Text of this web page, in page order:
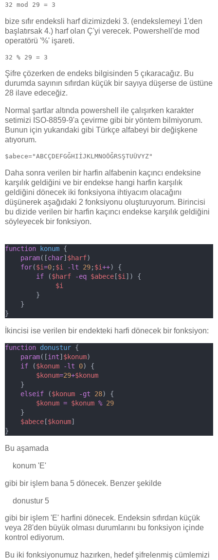
32 mod 29 = 3
bize sıfır endeksli harf dizimizdeki 3. (endekslemeyi 1'den
başlatırsak 4.) harf olan Ç'yi verecek. Powershell'de mod
operatörü '%' işareti.
32 % 29 = 3
Şifre çözerken de endeks bilgisinden 5 çıkaracağız. Bu
durumda sayının sıfırdan küçük bir sayıya düşerse de üstüne
28 ilave edeceğiz.
Normal şartlar altında powershell ile çalışırken karakter
setimizi ISO-8859-9'a çevirme gibi bir yöntem bilmiyorum.
Bunun için yukarıdaki gibi Türkçe alfabeyi bir değişkene
atıyorum.
$abece="ABCÇDEFGĞHIİJKLMNOÖĞRSŞTUÜVYZ"
Daha sonra verilen bir harfin alfabenin kaçıncı endeksine
karşılık geldiğini ve bir endekse hangi harfin karşılık
geldiğini dönecek iki fonksiyona ihtiyacım olacağını
düşünerek aşağıdaki 2 fonksiyonu oluşturuyorum. Birincisi
bu dizide verilen bir harfin kaçıncı endekse karşılık geldiğini
söyleyecek bir fonksiyon.
function konum {
param([char] $harf)
for($i=0; $i -lt 29; $i++) {
if ($harf -eq $abece [$i ]) {
$i
}
}
}
İkincisi ise verilen bir endekteki harfi dönecek bir fonksiyon:
function donustur {
param([int] $konum)
if ($konum -lt 0) {
$konum=29+$konum
}
elseif ($konum -gt 28) {
$konum = $konum % 29
}
$abece [$konum]
}
Bu aşamada
konum 'E'
gibi bir işlem bana 5 dönecek. Benzer şekilde
donustur 5
gibi bir işlem 'E' harfini dönecek. Endeksin sıfırdan küçük
veya 28'den büyük olması durumlarını bu fonksiyon içinde
kontrol ediyorum.
Bu iki fonksiyonumuz hazırken, hedef şifrelenmiş cümlemizi